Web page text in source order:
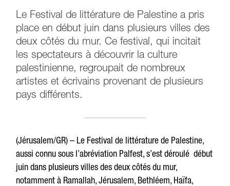
Le Festival de littérature de Palestine a pris
place en début juin dans plusieurs villes des
deux côtés du mur. Ce festival, qui incitait
les spectateurs à découvrir la culture
palestinienne, regroupait de nombreux
artistes et écrivains provenant de plusieurs
pays différents.
(Jérusalem/GR) – Le Festival de littérature de Palestine,
aussi connu sous l’abréviation Palfest, s’est déroulé début
juin dans plusieurs villes des deux côtés du mur,
notamment à Ramallah, Jérusalem, Bethléem, Haïfa,